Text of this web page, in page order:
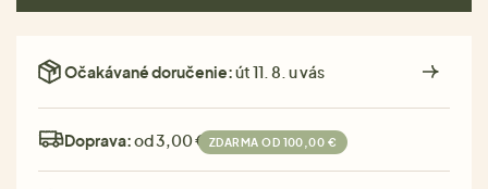
Očakávané doručenie:út 11. 8. u vás
Doprava:od 3,00 € ZDARMA OD 100,00 €